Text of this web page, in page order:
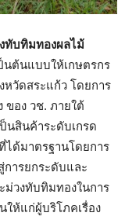
ทับทิมทองผลไม้
นต้นแบบให้เกษตรกร
วัดสระแก้ว โดยการ
ของ วช. ภายใต้
นสินค้าระดับเกรด
ได้มาตรฐานโดยการ
ารยกระดับและ
วงทับทิมทองในการ
ให้แก่ผู้บริโภคเรื่อง